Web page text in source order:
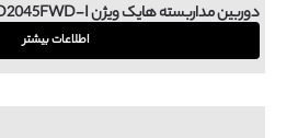
دوربین مداربسته هایک ویژن DS-2CD2045FWD-I
اطلاعات بیشتر